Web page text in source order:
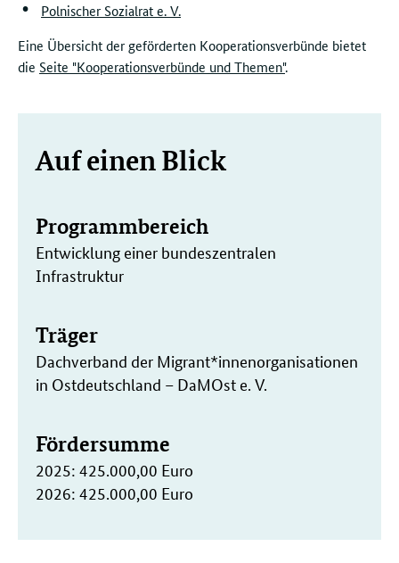
Polnischer Sozialrat e. V.
Eine Übersicht der geförderten Kooperationsverbünde bietet
die Seite "Kooperationsverbünde und Themen".
Weitere
Auf einen Blick
Programmbereich
Entwicklung einer bundeszentralen
Infrastruktur
Träger
Dachverband der Migrant*innenorganisationen
in Ostdeutschland – DaMOst e. V.
Fördersumme
2025: 425.000,00 Euro
2026: 425.000,00 Euro